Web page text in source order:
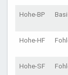
Hohe-BP
Hohe-HF
Hohe-SF